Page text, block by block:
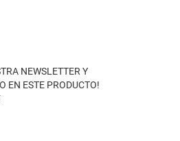
NEWSLETTER Y
EN ESTE PRODUCTO!